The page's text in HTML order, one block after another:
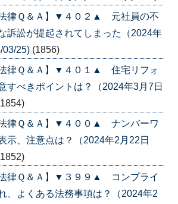
法律Ｑ＆Ａ】▼４０２▲ 元社員の不
訴訟が提起されてしまった（2024年
03/25) (1856)
法律Ｑ＆Ａ】▼４０１▲ 住宅リフォ
すべきポイントは？（2024年3月7日
法律Ｑ＆Ａ】▼４００▲ ナンバーワ
示、注意点は？（2024年2月22日
法律Ｑ＆Ａ】▼３９９▲ コンプライ
、よくある法務事項は？（2024年2